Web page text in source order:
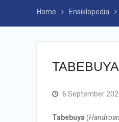
Home Ensiklopedia
TABEBUYA
6 September
Tabebuya (